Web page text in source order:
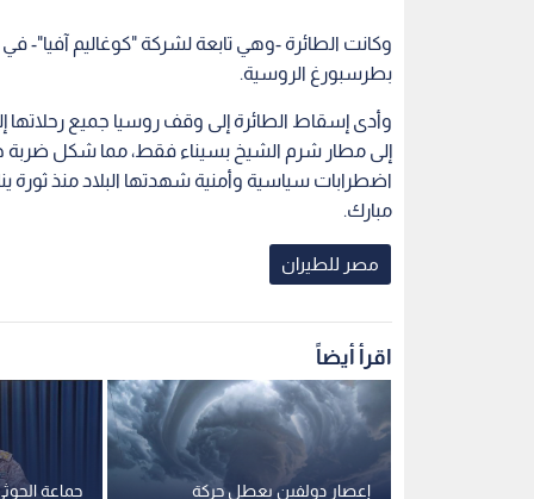
وكانت الطائرة -وهي تابعة لشركة "كوغاليم
بطرسبورغ الروسية.
وأدى إسقاط الطائرة إلى وقف روسيا جميع رحلاتها
إلى مطار شرم الشيخ بسيناء فقط، مما شكل ضربة
مبارك.
مصر للطيران
اقرأ أيضاً
جماعة
إعصار دولفين يعطل حركة